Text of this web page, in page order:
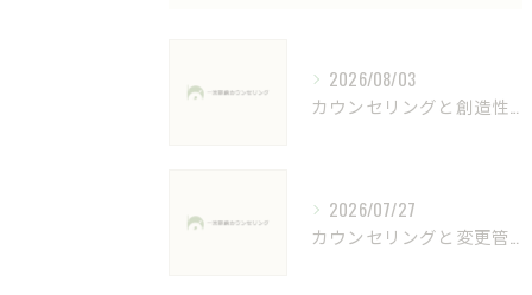
2026/08/03
2026/07/27